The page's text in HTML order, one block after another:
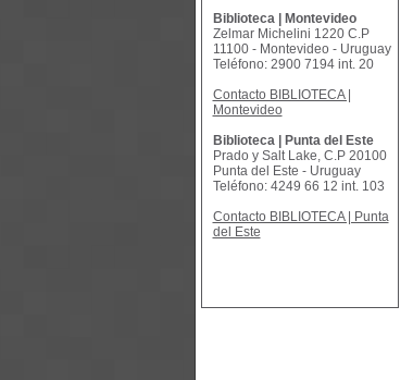
Biblioteca | Montevideo
Zelmar Michelini 1220 C.P
11100 - Montevideo - Uruguay
Teléfono: 2900 7194 int. 20
Contacto BIBLIOTECA |
Montevideo
Biblioteca | Punta del Este
Prado y Salt Lake, C.P 20100
Punta del Este - Uruguay
Teléfono: 4249 66 12 int. 103
Contacto BIBLIOTECA | Punta
del Este